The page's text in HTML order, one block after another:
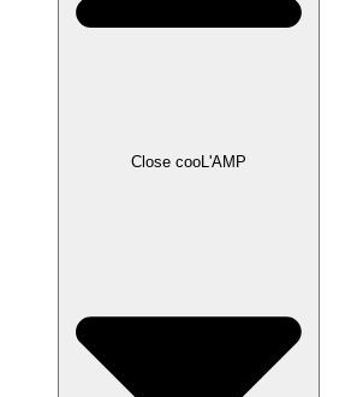
Close cooL'AMP